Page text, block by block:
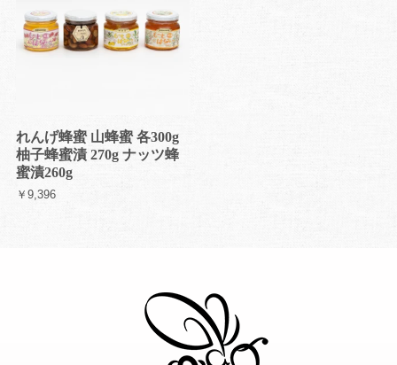
れんげ蜂蜜 山蜂蜜 各300g
柚子蜂蜜漬 270g ナッツ蜂
蜜漬260g
￥9,396